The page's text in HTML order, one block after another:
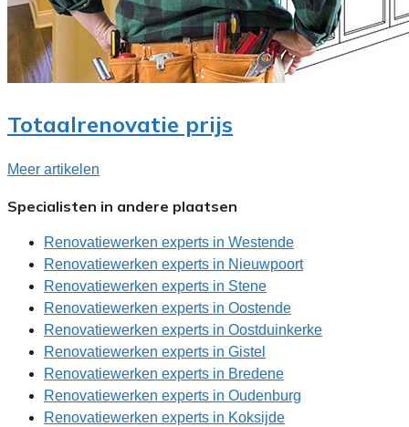
Totaalrenovatie prijs
Meer artikelen
Specialisten in andere plaatsen
Renovatiewerken experts in Westende
Renovatiewerken experts in Nieuwpoort
Renovatiewerken experts in Stene
Renovatiewerken experts in Oostende
Renovatiewerken experts in Oostduinkerke
Renovatiewerken experts in Gistel
Renovatiewerken experts in Bredene
Renovatiewerken experts in Oudenburg
Renovatiewerken experts in Koksijde